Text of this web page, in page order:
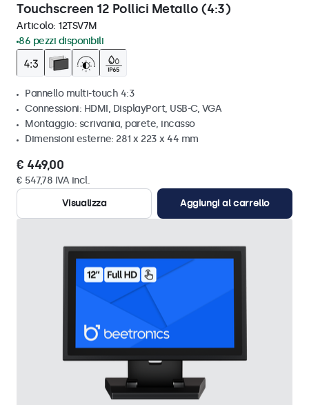
Touchscreen 12 Pollici Metallo (4:3)
Articolo: 12TSV7M
86 pezzi disponibili
Pannello multi-touch 4:3
Connessioni: HDMI, DisplayPort, USB-C, VGA
Montaggio: scrivania, parete, incasso
Dimensioni esterne: 281 x 223 x 44 mm
€ 449,00
€ 547,78 IVA incl.
Visualizza
Aggiungi al carrello